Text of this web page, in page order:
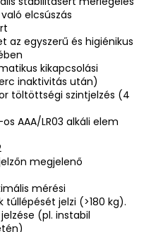
elcsúszás
az egyszerű és higiénikus
kikapcsolási
inaktivitás után)
töltöttségi szintjelzés (4
AAA/LR03 alkáli elem
megjelenő
mérési
túllépését jelzi (>180 kg).
(pl. instabil